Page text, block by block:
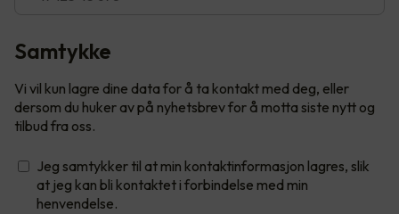
Samtykke
Vi vil kun lagre dine data for å ta kontakt med deg, eller
dersom du huker av på nyhetsbrev for å motta siste nytt og
tilbud fra oss.
Jeg samtykker til at min kontaktinformasjon lagres, slik
at jeg kan bli kontaktet i forbindelse med min
henvendelse.